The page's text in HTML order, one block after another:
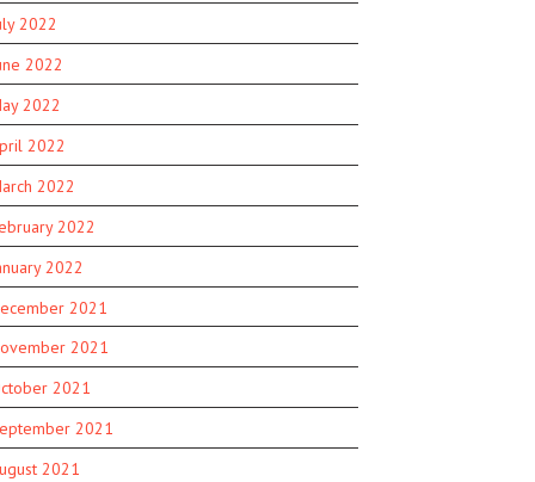
2022
2022
2022
2022
2022
2022
2022
2021
2021
2021
2021
2021